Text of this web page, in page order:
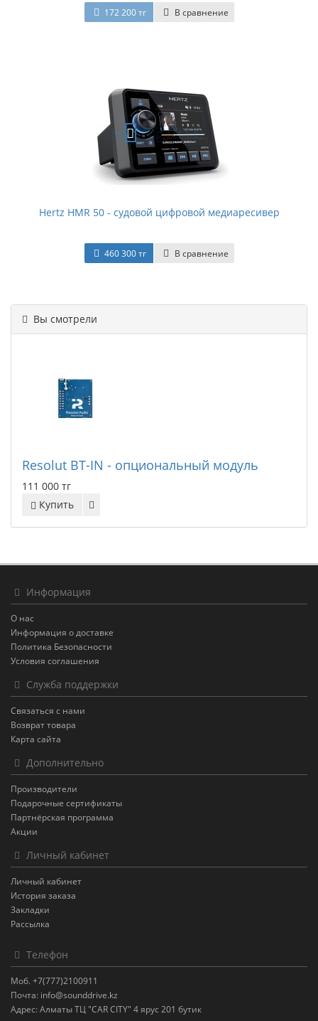
172 200 тг В сравнение
Hertz HMR 50 - судовой цифровой медиаресивер
460 300 тг В сравнение
Вы смотрели
Resolut BT-IN - oпциональный модуль
111 000 тг
Купить
Информация
О нас
Информация о доставке
Политика Безопасности
Условия соглашения
Служба поддержки
Связаться с нами
Возврат товара
Карта сайта
Дополнительно
Производители
Подарочные сертификаты
Партнёрская программа
Акции
Личный кабинет
Личный кабинет
История заказа
Закладки
Рассылка
Телефон
Моб. +7(777)2100911
Почта: info@sounddrive.kz
Адрес: Алматы ТЦ "CAR CITY" 4 ярус 201 бутик